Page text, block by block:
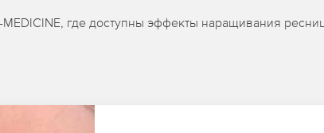
где доступны эффекты наращивания